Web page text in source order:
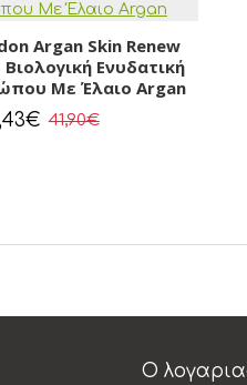
Argan Skin Renew
Ενυδατική
Με Έλαιο Argan
41,90€
Ο